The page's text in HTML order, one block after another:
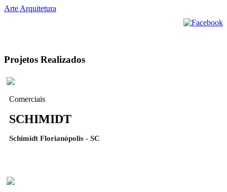
Arte Arquitetura
Projetos Realizados
Comerciais
SCHIMIDT
Schimidt Florianópolis - SC